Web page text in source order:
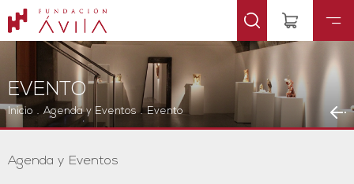
EVENTO
Inicio . Agenda y Eventos . Evento
Agenda y Eventos